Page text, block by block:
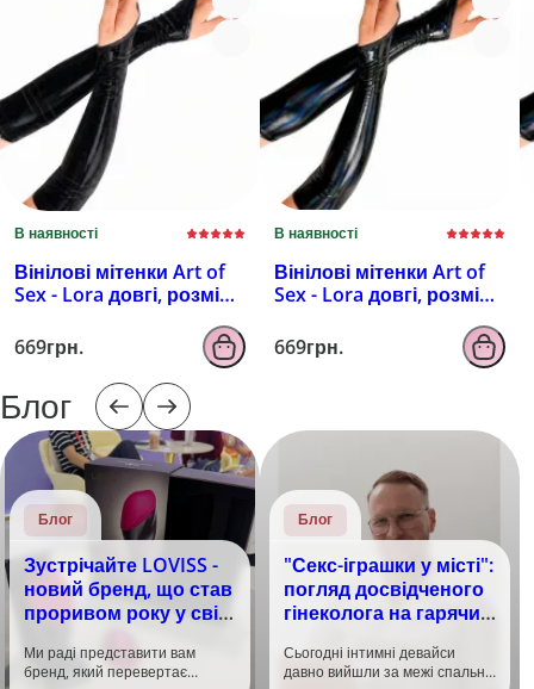
В наявності
Вінілові мітенки Art of
Sex - Lora довгі, розмір
ефектом мокрого
оксамиту
669грн.
В наявності
Вінілові мітенки Art of
Sex - Lora довгі, розмір
ефектом голограми
669грн.
Блог
Блог
Зустрічайте LOVISS -
новий бренд, що став
проривом року у світі
Ми раді представити вам
бренд, який перевертає
Блог
"Секс-іграшки у місті":
погляд досвідченого
гінеколога на гарячий
Сьогодні інтимні девайси
давно вийшли за межі спальні.